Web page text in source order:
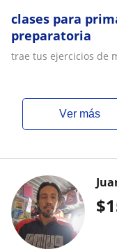
clases para
preparatoria
trae tus ejercicios de
ver más
$